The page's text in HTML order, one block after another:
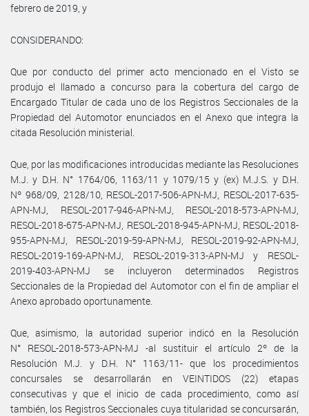
febrero de 2019, y
CONSIDERANDO:
Que por conducto del primer acto mencionado en el Visto se
produjo el llamado a concurso para la cobertura del cargo de
Encargado Titular de cada uno de los Registros Seccionales de la
Propiedad del Automotor enunciados en el Anexo que integra la
citada Resolución ministerial.
Que, por las modificaciones introducidas mediante las Resoluciones
M.J. y D.H. N° 1764/06, 1163/11 y 1079/15 y (ex) M.J.S. y D.H.
Nº 968/09, 2128/10, RESOL-2017-506-APN-MJ, RESOL-2017-635-
APN-MJ, RESOL-2017-946-APN-MJ, RESOL-2018-573-APN-MJ,
RESOL-2018-675-APN-MJ, RESOL-2018-945-APN-MJ, RESOL-2018-
955-APN-MJ, RESOL-2019-59-APN-MJ, RESOL-2019-92-APN-MJ,
RESOL-2019-169-APN-MJ, RESOL-2019-313-APN-MJ y RESOL-
2019-403-APN-MJ se incluyeron determinados Registros
Seccionales de la Propiedad del Automotor con el fin de ampliar el
Anexo aprobado oportunamente.
Que, asimismo, la autoridad superior indicó en la Resolución
N° RESOL-2018-573-APN-MJ -al sustituir el artículo 2º de la
Resolución M.J. y D.H. N° 1163/11- que los procedimientos
concursales se desarrollarán en VEINTIDOS (22) etapas
consecutivas y que el inicio de cada procedimiento, como así
también, los Registros Seccionales cuya titularidad se concursarán,